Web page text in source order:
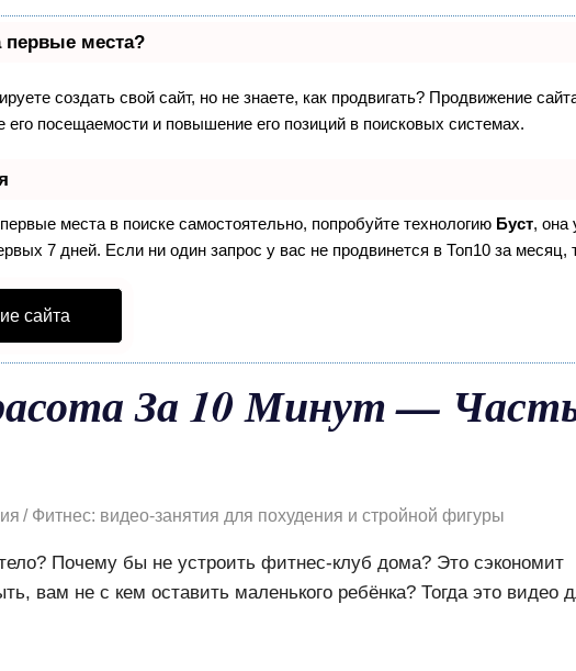
первые места?
создать свой сайт, но не знаете, как продвигать? Продвижение
его посещаемости и повышение его позиций в поисковых системах.
места в поиске самостоятельно, попробуйте технологию Буст, она
7 дней. Если ни один запрос у вас не продвинется в Топ10 за месяц,
сайта
За 10 Минут —
Фитнес: видео-занятия для похудения и стройной фигуры
Почему бы не устроить фитнес-клуб дома? Это сэкономит
вам не с кем оставить маленького ребёнка? Тогда это видео